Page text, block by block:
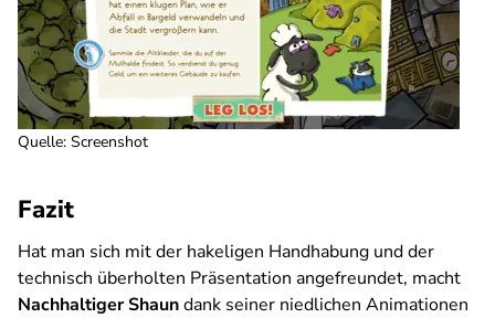
Quelle: Screenshot
Fazit
Hat man sich mit der hakeligen Handhabung und der
technisch überholten Präsentation angefreundet, macht
Nachhaltiger Shaundank seiner niedlichen Animationen